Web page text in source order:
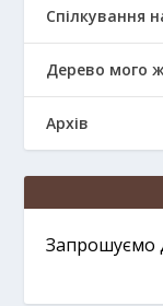
Спілкування
Дерево мого
Архів
Запрошуємо